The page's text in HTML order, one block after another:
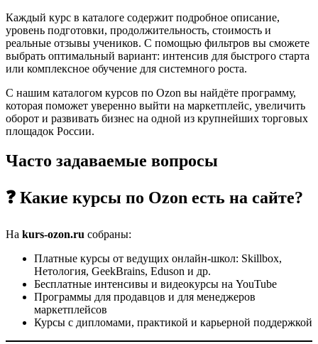
Каждый курс в каталоге содержит подробное описание,
уровень подготовки, продолжительность, стоимость и
реальные отзывы учеников. С помощью фильтров вы сможете
выбрать оптимальный вариант: интенсив для быстрого старта
или комплексное обучение для системного роста.
С нашим каталогом курсов по Ozon вы найдёте программу,
которая поможет уверенно выйти на маркетплейс, увеличить
оборот и развивать бизнес на одной из крупнейших торговых
площадок России.
Часто задаваемые вопросы
❓ Какие курсы по Ozon есть на сайте?
На kurs-ozon.ru собраны:
Платные курсы от ведущих онлайн-школ: Skillbox,
Нетология, GeekBrains, Eduson и др.
Бесплатные интенсивы и видеокурсы на YouTube
Программы для продавцов и для менеджеров
маркетплейсов
Курсы с дипломами, практикой и карьерной поддержкой